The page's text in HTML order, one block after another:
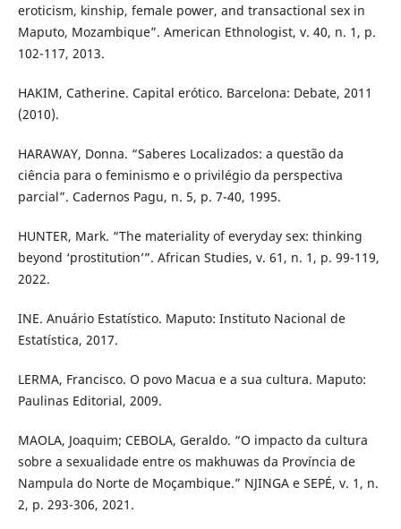
eroticism, kinship, female power, and transactional sex in
Maputo, Mozambique”. American Ethnologist, v. 40, n. 1, p.
102-117, 2013.
HAKIM, Catherine. Capital erótico. Barcelona: Debate, 2011
(2010).
HARAWAY, Donna. “Saberes Localizados: a questão da
ciência para o feminismo e o privilégio da perspectiva
parcial”. Cadernos Pagu, n. 5, p. 7-40, 1995.
HUNTER, Mark. “The materiality of everyday sex: thinking
beyond ‘prostitution’”. African Studies, v. 61, n. 1, p. 99-119,
2022.
INE. Anuário Estatístico. Maputo: Instituto Nacional de
Estatística, 2017.
LERMA, Francisco. O povo Macua e a sua cultura. Maputo:
Paulinas Editorial, 2009.
MAOLA, Joaquim; CEBOLA, Geraldo. “O impacto da cultura
sobre a sexualidade entre os makhuwas da Província de
Nampula do Norte de Moçambique.” NJINGA e SEPÉ, v. 1, n.
2, p. 293-306, 2021.